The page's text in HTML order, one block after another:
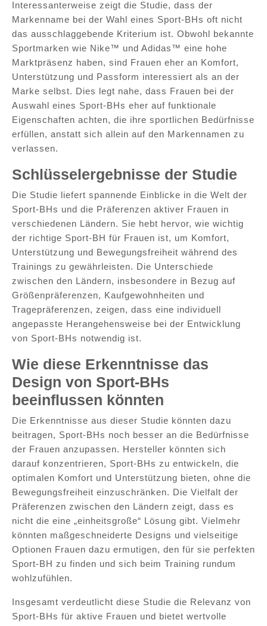
Interessanterweise zeigt die Studie, dass der
Markenname bei der Wahl eines Sport-BHs oft nicht
das ausschlaggebende Kriterium ist. Obwohl bekannte
Sportmarken wie Nike™ und Adidas™ eine hohe
Marktpräsenz haben, sind Frauen eher an Komfort,
Unterstützung und Passform interessiert als an der
Marke selbst. Dies legt nahe, dass Frauen bei der
Auswahl eines Sport-BHs eher auf funktionale
Eigenschaften achten, die ihre sportlichen Bedürfnisse
erfüllen, anstatt sich allein auf den Markennamen zu
verlassen.
Schlüsselergebnisse der Studie
Die Studie liefert spannende Einblicke in die Welt der
Sport-BHs und die Präferenzen aktiver Frauen in
verschiedenen Ländern. Sie hebt hervor, wie wichtig
der richtige Sport-BH für Frauen ist, um Komfort,
Unterstützung und Bewegungsfreiheit während des
Trainings zu gewährleisten. Die Unterschiede
zwischen den Ländern, insbesondere in Bezug auf
Größenpräferenzen, Kaufgewohnheiten und
Tragepräferenzen, zeigen, dass eine individuell
angepasste Herangehensweise bei der Entwicklung
von Sport-BHs notwendig ist.
Wie diese Erkenntnisse das
Design von Sport-BHs
beeinflussen könnten
Die Erkenntnisse aus dieser Studie könnten dazu
beitragen, Sport-BHs noch besser an die Bedürfnisse
der Frauen anzupassen. Hersteller könnten sich
darauf konzentrieren, Sport-BHs zu entwickeln, die
optimalen Komfort und Unterstützung bieten, ohne die
Bewegungsfreiheit einzuschränken. Die Vielfalt der
Präferenzen zwischen den Ländern zeigt, dass es
nicht die eine „einheitsgroße“ Lösung gibt. Vielmehr
könnten maßgeschneiderte Designs und vielseitige
Optionen Frauen dazu ermutigen, den für sie perfekten
Sport-BH zu finden und sich beim Training rundum
wohlzufühlen.
Insgesamt verdeutlicht diese Studie die Relevanz von
Sport-BHs für aktive Frauen und bietet wertvolle